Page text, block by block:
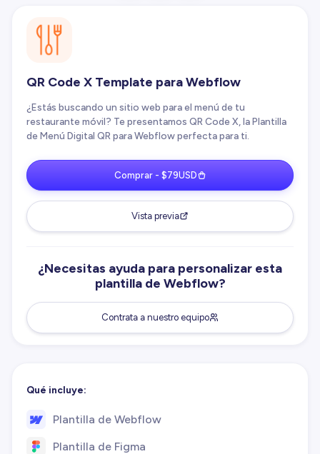
QR Code X Template para Webflow
¿Estás buscando un sitio web para el menú de tu
restaurante móvil? Te presentamos QR Code X, la Plantilla
de Menú Digital QR para Webflow perfecta para ti.
Comprar - $79USD
Vista previa
¿Necesitas ayuda para personalizar esta
plantilla de Webflow?
Contrata a nuestro equipo
Qué incluye:
Plantilla de Webflow
Plantilla de Figma